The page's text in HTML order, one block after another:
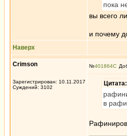
пока
вы всего
и почему
Наверх
Crimson
Зарегистрирован: 10.11.2017
Суждений: 3102
№401864
Цитата:
в